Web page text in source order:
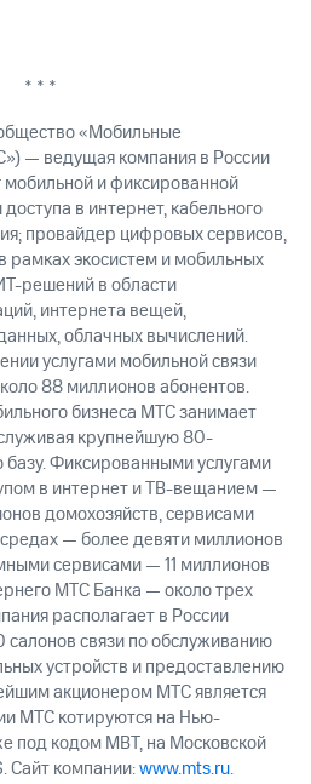
* * *
«Мобильные
— ведущая компания в России
и фиксированной
в интернет, кабельного
провайдер цифровых сервисов,
рамках экосистем и мобильных
решений в области
интернета вещей,
облачных вычислений.
услугами мобильной связи
88 миллионов абонентов.
бизнеса МТС занимает
крупнейшую 80-
Фиксированными услугами
в интернет и ТВ-вещанием —
домохозяйств, сервисами
— более девяти миллионов
сервисами — 11 миллионов
МТС Банка — около трех
располагает в России
салонов связи по обслуживанию
устройств и предоставлению
акционером МТС является
МТС котируются на Нью-
под кодом MBT, на Московской
Сайт компании:www.mts.ru.